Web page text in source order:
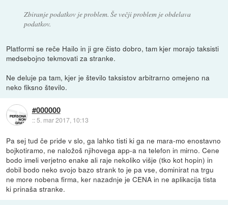
Zbiranje podatkov je problem. Še večji problem je obdelava
podatkov.
Platformi se reče Hailo in ji gre čisto dobro, tam kjer morajo taksisti
medsebojno tekmovati za stranke.
Ne deluje pa tam, kjer je število taksistov arbitrarno omejeno na
neko fiksno število.
#000000
::5. mar 2017, 10:13
Pa sej tud če pride v slo, ga lahko tisti ki ga ne mara-mo enostavno
bojkotiramo, ne naložoš njihovega app-a na telefon in mirno. Cene
bodo imeli verjetno enake ali raje nekoliko višje (tko kot hopin) in
dobil bodo neko svojo bazo strank to je pa vse, dominirat na trgu
ne more nobena firma, ker nazadnje je CENA in ne aplikacija tista
ki prinaša stranke.